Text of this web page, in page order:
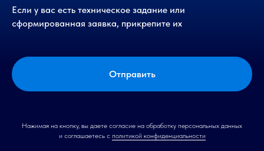
Если у вас есть техническое задание или
сформированная заявка, прикрепите их
Отправить
Нажимая на кнопку, вы даете согласие на обработку персональных данных
и соглашаетесь c политикой конфиденциальности